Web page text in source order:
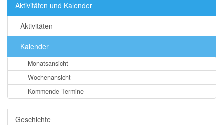
Aktivitäten und Kalender
Aktivitäten
Kalender
Monatsansicht
Wochenansicht
Kommende Termine
Geschichte